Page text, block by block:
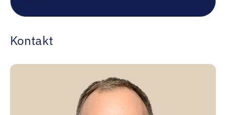
Kontakt